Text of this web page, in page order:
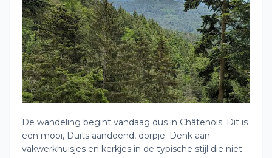
De wandeling begint vandaag dus in Châtenois. Dit is
een mooi, Duits aandoend, dorpje. Denk aan
vakwerkhuisjes en kerkjes in de typische stijl die niet